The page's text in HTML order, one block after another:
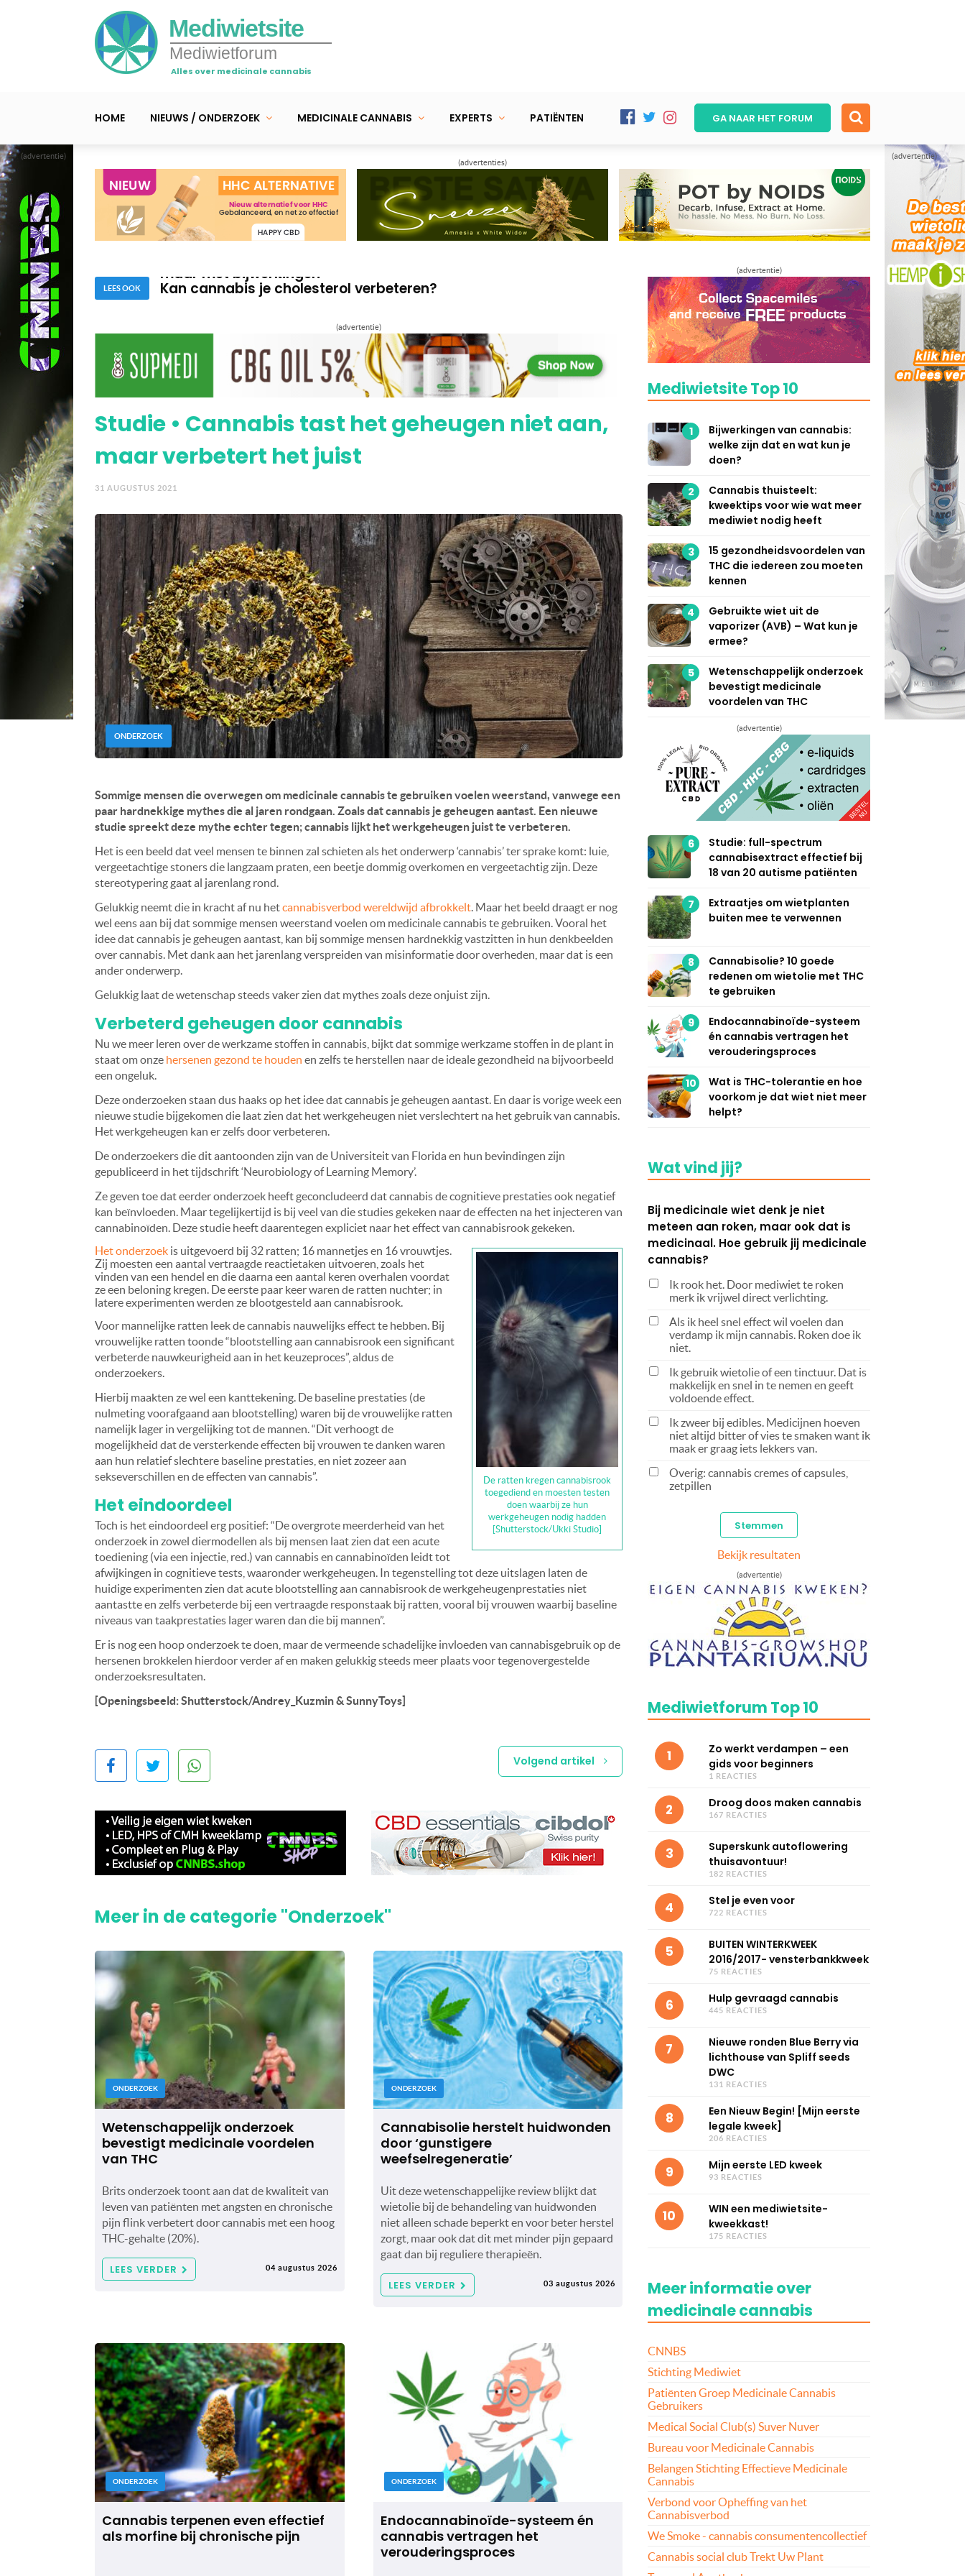
(advertentie) (advertentie)
Mediwietsite
Mediwietforum
Alles over medicinale cannabis
HOME NIEUWS / ONDERZOEK MEDICINALE CANNABIS EXPERTS PATIËNTEN GA NAAR HET FORUM
(advertenties)
LEES OOK
Cannabis bij autisme; de huidige stand van zaken
Studie: medicinale cannabis effectief bij kinderen met epilepsie,
Cannabis bij autisme; de huidige stand van zaken
Studie: medicinale cannabis effectief bij kinderen met epilepsie,
maar met bijwerkingen
(advertentie)
Studie • Cannabis tast het geheugen niet aan,
maar verbetert het juist
31 AUGUSTUS 2021
ONDERZOEK
Sommige mensen die overwegen om medicinale cannabis te gebruiken voelen weerstand, vanwege een
paar hardnekkige mythes die al jaren rondgaan. Zoals dat cannabis je geheugen aantast. Een nieuwe
studie spreekt deze mythe echter tegen; cannabis lijkt het werkgeheugen juist te verbeteren.
Het is een beeld dat veel mensen te binnen zal schieten als het onderwerp ‘cannabis’ ter sprake komt: luie,
vergeetachtige stoners die langzaam praten, een beetje dommig overkomen en vergeetachtig zijn. Deze
stereotypering gaat al jarenlang rond.
Gelukkig neemt die in kracht af nu hetcannabisverbod wereldwijd afbrokkelt. Maar het beeld draagt er nog
wel eens aan bij dat sommige mensen weerstand voelen om medicinale cannabis te gebruiken. Vooral het
idee dat cannabis je geheugen aantast, kan bij sommige mensen hardnekkig vastzitten in hun denkbeelden
over cannabis. Met dank aan het jarenlang verspreiden van misinformatie door overheden, maar dat is een
ander onderwerp.
Gelukkig laat de wetenschap steeds vaker zien dat mythes zoals deze onjuist zijn.
Verbeterd geheugen door cannabis
Nu we meer leren over de werkzame stoffen in cannabis, bijkt dat sommige werkzame stoffen in de plant in
staat om onze hersenen gezond te houden en zelfs te herstellen naar de ideale gezondheid na bijvoorbeeld
een ongeluk.
Deze onderzoeken staan dus haaks op het idee dat cannabis je geheugen aantast. En daar is vorige week een
nieuwe studie bijgekomen die laat zien dat het werkgeheugen niet verslechtert na het gebruik van cannabis.
Het werkgeheugen kan er zelfs door verbeteren.
De onderzoekers die dit aantoonden zijn van de Universiteit van Florida en hun bevindingen zijn
gepubliceerd in het tijdschrift ‘Neurobiology of Learning Memory’.
Ze geven toe dat eerder onderzoek heeft geconcludeerd dat cannabis de cognitieve prestaties ook negatief
kan beïnvloeden. Maar tegelijkertijd is bij veel van die studies gekeken naar de effecten na het injecteren van
cannabinoïden. Deze studie heeft daarentegen expliciet naar het effect van cannabisrook gekeken.
De ratten kregen cannabisrook
toegediend en moesten testen
doen waarbij ze hun
werkgeheugen nodig hadden
[Shutterstock/Ukki Studio]
Het onderzoek is uitgevoerd bij 32 ratten; 16 mannetjes en 16 vrouwtjes.
Zij moesten een aantal vertraagde reactietaken uitvoeren, zoals het
vinden van een hendel en die daarna een aantal keren overhalen voordat
ze een beloning kregen. De eerste paar keer waren de ratten nuchter; in
latere experimenten werden ze blootgesteld aan cannabisrook.
Voor mannelijke ratten leek de cannabis nauwelijks effect te hebben. Bij
vrouwelijke ratten toonde “blootstelling aan cannabisrook een significant
verbeterde nauwkeurigheid aan in het keuzeproces”, aldus de
onderzoekers.
Hierbij maakten ze wel een kanttekening. De baseline prestaties (de
nulmeting voorafgaand aan blootstelling) waren bij de vrouwelijke ratten
namelijk lager in vergelijking tot de mannen. “Dit verhoogt de
mogelijkheid dat de versterkende effecten bij vrouwen te danken waren
aan hun relatief slechtere baseline prestaties, en niet zozeer aan
sekseverschillen en de effecten van cannabis”.
Het eindoordeel
Toch is het eindoordeel erg positief: “De overgrote meerderheid van het
onderzoek in zowel diermodellen als bij mensen laat zien dat een acute
toediening (via een injectie, red.) van cannabis en cannabinoïden leidt tot
afwijkingen in cognitieve tests, waaronder werkgeheugen. In tegenstelling tot deze uitslagen laten de
huidige experimenten zien dat acute blootstelling aan cannabisrook de werkgeheugenprestaties niet
aantastte en zelfs verbeterde bij een vertraagde responstaak bij ratten, vooral bij vrouwen waarbij baseline
niveaus van taakprestaties lager waren dan die bij mannen”.
Er is nog een hoop onderzoek te doen, maar de vermeende schadelijke invloeden van cannabisgebruik op de
hersenen brokkelen hierdoor verder af en maken gelukkig steeds meer plaats voor tegenovergestelde
onderzoeksresultaten.
[Openingsbeeld: Shutterstock/Andrey_Kuzmin & SunnyToys]
Volgend artikel
Meer in de categorie "Onderzoek"
ONDERZOEK
Wetenschappelijk onderzoek
bevestigt medicinale voordelen
van THC
Brits onderzoek toont aan dat de kwaliteit van
leven van patiënten met angsten en chronische
pijn flink verbetert door cannabis met een hoog
THC-gehalte (20%).
LEES VERDER 04 augustus 2026
ONDERZOEK
Cannabisolie herstelt huidwonden
door ‘gunstigere
weefselregeneratie’
Uit deze wetenschappelijke review blijkt dat
wietolie bij de behandeling van huidwonden
niet alleen schade beperkt en voor beter herstel
zorgt, maar ook dat dit met minder pijn gepaard
gaat dan bij reguliere therapieën.
LEES VERDER 03 augustus 2026
ONDERZOEK
Cannabis terpenen even effectief
als morfine bij chronische pijn
ONDERZOEK
Endocannabinoïde-systeem én
cannabis vertragen het
verouderingsproces
(advertentie)
Mediwietsite Top 10
1
Bijwerkingen van cannabis:
welke zijn dat en wat kun je
doen?
2
Cannabis thuisteelt:
kweektips voor wie wat meer
mediwiet nodig heeft
3
15 gezondheidsvoordelen van
THC die iedereen zou moeten
kennen
4
Gebruikte wiet uit de
vaporizer (AVB) – Wat kun je
ermee?
5
Wetenschappelijk onderzoek
bevestigt medicinale
voordelen van THC
(advertentie)
6
Studie: full-spectrum
cannabisextract effectief bij
18 van 20 autisme patiënten
7
Extraatjes om wietplanten
buiten mee te verwennen
8
Cannabisolie? 10 goede
redenen om wietolie met THC
te gebruiken
9
Endocannabinoïde-systeem
én cannabis vertragen het
verouderingsproces
10
Wat is THC-tolerantie en hoe
voorkom je dat wiet niet meer
helpt?
Wat vind jij?
Bij medicinale wiet denk je niet
meteen aan roken, maar ook dat is
medicinaal. Hoe gebruik jij medicinale
cannabis?
Ik rook het. Door mediwiet te roken
merk ik vrijwel direct verlichting.
Als ik heel snel effect wil voelen dan
verdamp ik mijn cannabis. Roken doe ik
niet.
Ik gebruik wietolie of een tinctuur. Dat is
makkelijk en snel in te nemen en geeft
voldoende effect.
Ik zweer bij edibles. Medicijnen hoeven
niet altijd bitter of vies te smaken want ik
maak er graag iets lekkers van.
Overig: cannabis cremes of capsules,
zetpillen
Bekijk resultaten
(advertentie)
Mediwietforum Top 10
1
Zo werkt verdampen – een
gids voor beginners
1 REACTIES
2 Droog doos maken cannabis
167 REACTIES
3
Superskunk autoflowering
thuisavontuur!
182 REACTIES
4 Stel je even voor
722 REACTIES
5
BUITEN WINTERKWEEK
2016/2017- vensterbankkweek
75 REACTIES
6 Hulp gevraagd cannabis
445 REACTIES
7
Nieuwe ronden Blue Berry via
lichthouse van Spliff seeds
DWC
131 REACTIES
8
Een Nieuw Begin! [Mijn eerste
legale kweek]
206 REACTIES
9 Mijn eerste LED kweek
93 REACTIES
10
WIN een mediwietsite-
kweekkast!
175 REACTIES
Meer informatie over
medicinale cannabis
CNNBS
Stichting Mediwiet
Patiënten Groep Medicinale Cannabis
Gebruikers
Medical Social Club(s) Suver Nuver
Bureau voor Medicinale Cannabis
Belangen Stichting Effectieve Medicinale
Cannabis
Verbond voor Opheffing van het
Cannabisverbod
We Smoke - cannabis consumentencollectief
Cannabis social club Trekt Uw Plant